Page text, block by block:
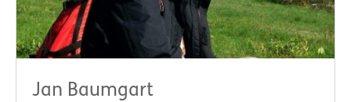
Jan Baumgart